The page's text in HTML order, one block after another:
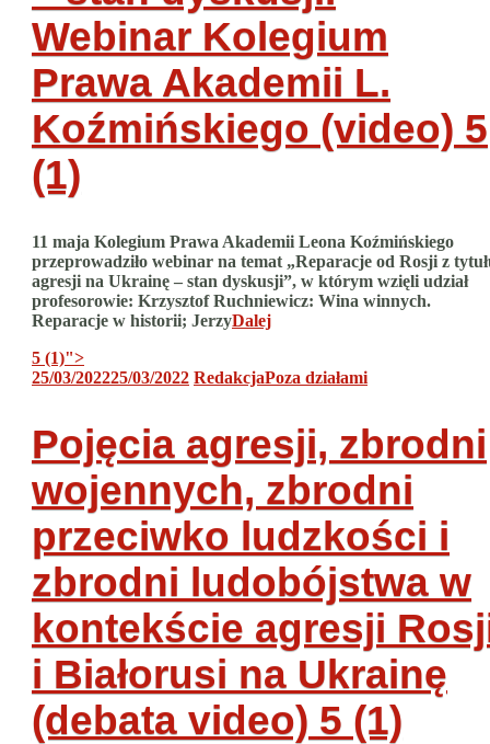
Webinar Kolegium
Prawa Akademii L.
Koźmińskiego (video) 5
(1)
11 maja Kolegium Prawa Akademii Leona Koźmińskiego
przeprowadziło webinar na temat „Reparacje od Rosji z
agresji na Ukrainę – stan dyskusji”, w którym wzięli udział
profesorowie: Krzysztof Ruchniewicz: Wina winnych.
Reparacje w historii; JerzyDalej
5 (1)">
25/03/202225/03/2022 RedakcjaPoza działami
Pojęcia agresji, zbrodni
wojennych, zbrodni
przeciwko ludzkości i
zbrodni ludobójstwa w
kontekście agresji
i Białorusi na Ukrainę
(debata video) 5 (1)